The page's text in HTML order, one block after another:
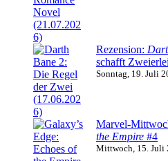
Rezension:
schafft
Sonntag, 19. Juli
Marvel-
the Empire #4
Mittwoch, 15. Juli